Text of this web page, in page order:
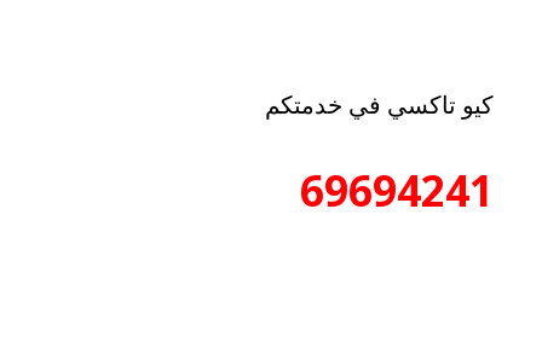
كيو تاكسي في خدمتكم
69694241